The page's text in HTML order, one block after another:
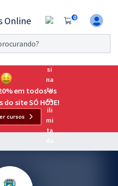
0
por 7 dias!
o Exame da
as principais
em todos os
site SÓ HOJE!
cursos